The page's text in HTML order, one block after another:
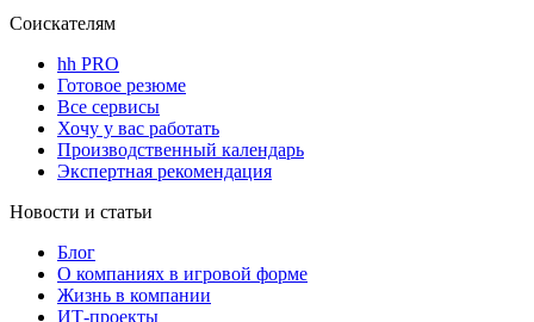
Соискателям
hh PRO
Готовое резюме
Все сервисы
Хочу у вас работать
Производственный календарь
Экспертная рекомендация
Новости и статьи
Блог
О компаниях в игровой форме
Жизнь в компании
ИТ-проекты